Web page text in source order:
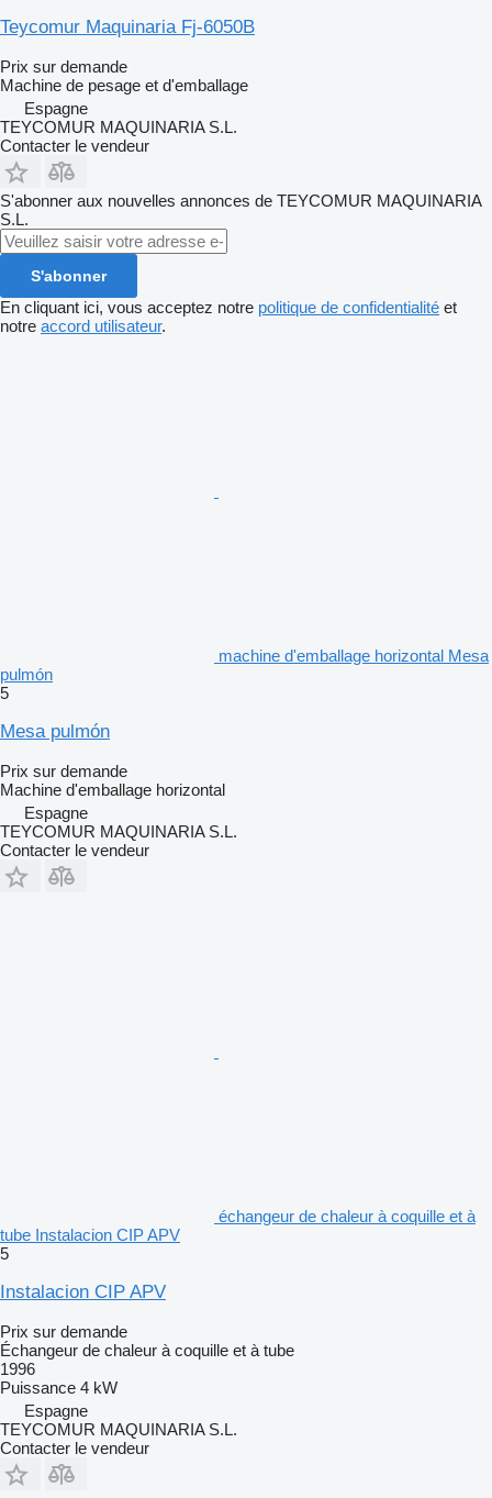
Teycomur Maquinaria Fj-6050B
Prix sur demande
Machine de pesage et d'emballage
Espagne
TEYCOMUR MAQUINARIA S.L.
Contacter le vendeur
S'abonner aux nouvelles annonces de TEYCOMUR MAQUINARIA
S.L.
S'abonner
En cliquant ici, vous acceptez notre politique de confidentialité et
notre accord utilisateur.
machine d'emballage horizontal Mesa
pulmón
5
Mesa pulmón
Prix sur demande
Machine d'emballage horizontal
Espagne
TEYCOMUR MAQUINARIA S.L.
Contacter le vendeur
échangeur de chaleur à coquille et à
tube Instalacion CIP APV
5
Instalacion CIP APV
Prix sur demande
Échangeur de chaleur à coquille et à tube
1996
Puissance 4 kW
Espagne
TEYCOMUR MAQUINARIA S.L.
Contacter le vendeur